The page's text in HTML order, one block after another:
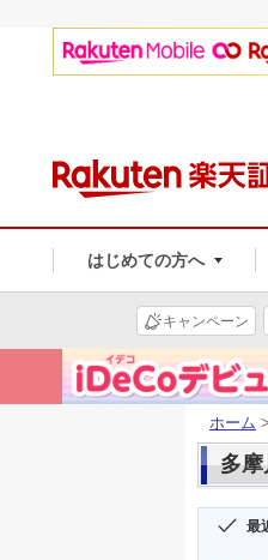
はじめての方へ
キャンペーン
ホーム >
多摩
最